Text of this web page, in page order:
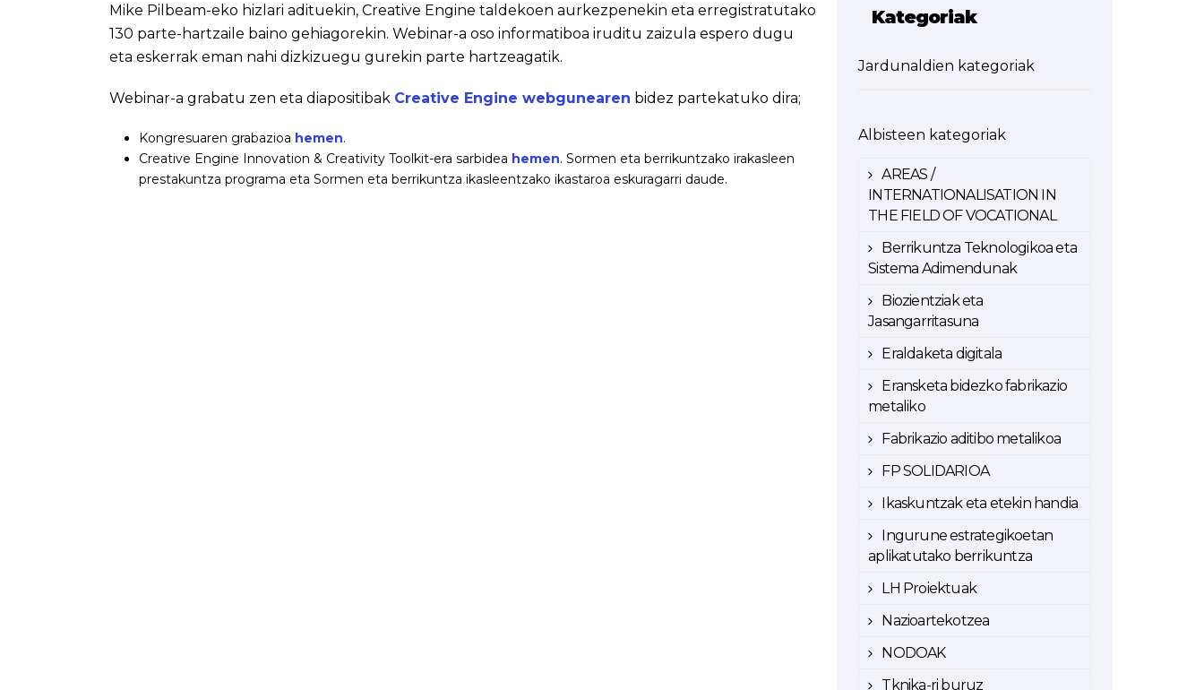
Mike Pilbeam-eko hizlari adituekin, Creative Engine taldekoen aurkezpenekin eta erregistratutako
130 parte-hartzaile baino gehiagorekin. Webinar-a oso informatiboa iruditu zaizula espero dugu
eta eskerrak eman nahi dizkizuegu gurekin parte hartzeagatik.
Webinar-a grabatu zen eta diapositibak Creative Engine webgunearen bidez partekatuko dira;
Kongresuaren grabazioa hemen.
Creative Engine Innovation & Creativity Toolkit-era sarbidea hemen. Sormen eta berrikuntzako irakasleen
prestakuntza programa eta Sormen eta berrikuntza ikasleentzako ikastaroa eskuragarri daude.
Kategoriak
Jardunaldien kategoriak
Albisteen kategoriak
AREAS /
INTERNATIONALISATION IN
THE FIELD OF VOCATIONAL
Berrikuntza Teknologikoa eta
Sistema Adimendunak
Biozientziak eta
Jasangarritasuna
Eraldaketa digitala
Eransketa bidezko fabrikazio
metaliko
Fabrikazio aditibo metalikoa
FP SOLIDARIOA
Ikaskuntzak eta etekin handia
Ingurune estrategikoetan
aplikatutako berrikuntza
LH Proiektuak
Nazioartekotzea
NODOAK
Tknika-ri buruz